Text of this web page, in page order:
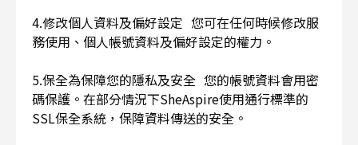
4.修改個人資料及偏好設定 您可在任何時候修改服
務使用、個人帳號資料及偏好設定的權力。
5.保全為保障您的隱私及安全 您的帳號資料會用密
碼保護。在部分情況下SheAspire使用通行標準的
SSL保全系統，保障資料傳送的安全。